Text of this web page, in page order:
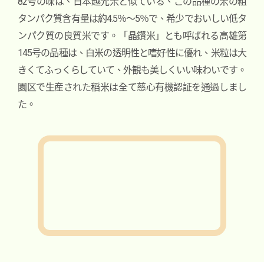
タンパク質含有量は約4.5％〜5％で、希少でおいしい低タ
ンパク質の良質米です。「晶鑽米」とも呼ばれる高雄第
145号の品種は、白米の透明性と嗜好性に優れ、米粒は大
きくてふっくらしていて、外観も美しくいい味わいです。
園区で生産された稻米は全て慈心有機認証を通過しまし
た。